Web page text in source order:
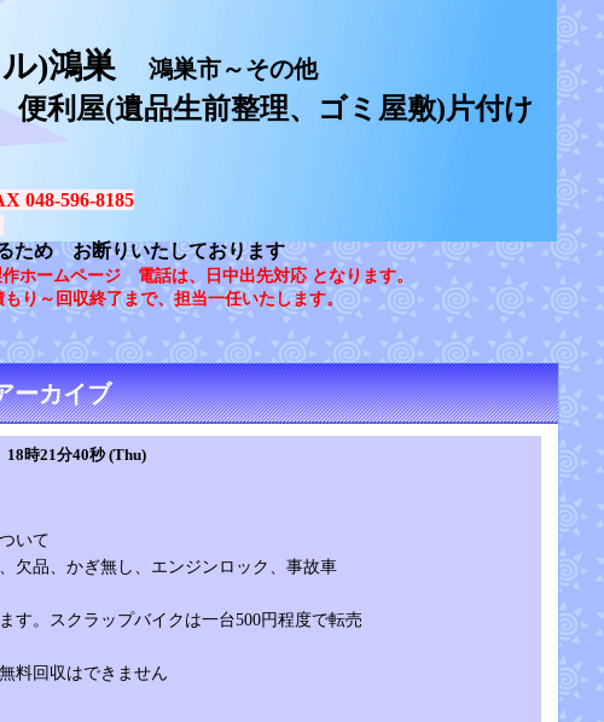
)鴻巣 鴻巣市～その他
便利屋(遺品生前整理、ゴミ屋敷)片付け
048-596-8185
るため お断りいたしております
ホームページ 電話は、日中出先対応 となります。
り～回収終了まで、担当一任いたします。
ーカイブ
時21分40秒 (Thu)
いて
欠品、かぎ無し、エンジンロック、事故車
す。スクラップバイクは一台500円程度で転売
料回収はできません